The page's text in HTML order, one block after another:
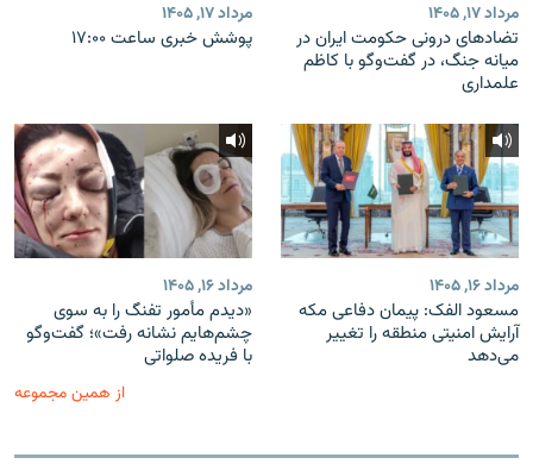
مرداد ۱۷, ۱۴۰۵
تضادهای درونی حکومت ایران در
میانه جنگ، در گفت‌‌وگو با کاظم
علمداری
مرداد ۱۷, ۱۴۰۵
پوشش خبری ساعت ۱۷:۰۰
مرداد ۱۶, ۱۴۰۵
مسعود الفک: پیمان دفاعی مکه
آرایش امنیتی منطقه را تغییر
می‌دهد
مرداد ۱۶, ۱۴۰۵
«دیدم مأمور تفنگ را به سوی
چشم‌هایم نشانه رفت»؛ گفت‌و‌گو
با فریده صلواتی
از همین مجموعه